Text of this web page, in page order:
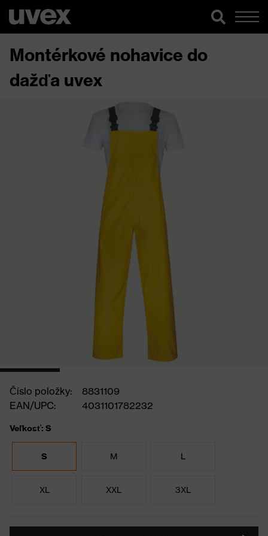
Montérkové nohavice do
dažďa uvex
Číslo položky:
8831109
EAN/UPC:
4031101782232
Veľkosť: S
S M L
XL XXL 3XL